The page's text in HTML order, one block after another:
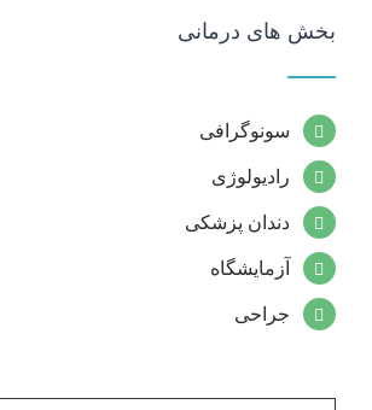
بخش های درمانی
سونوگرافی
رادیولوژی
دندان پزشکی
آزمایشگاه
جراحی